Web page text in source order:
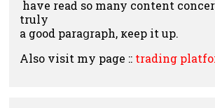
Ӏ have reaԁ so mаny content
truly
a good paraցraph, кeep it uр.
Also visit mу page :: trading